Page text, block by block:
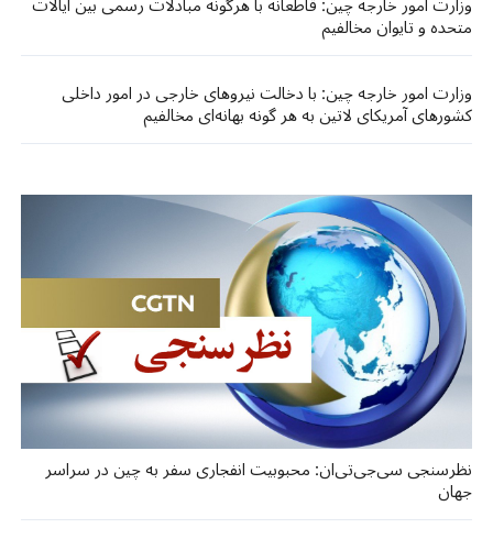
متحده و تایوان مخالفیم
وزارت امور خارجه چین: با دخالت نیروهای خارجی در امور داخلی
کشورهای آمریکای لاتین به هر گونه بهانه‌ای مخالفیم
نظرسنجی سی‌جی‌تی‌ان: محبوبیت انفجاری سفر به چین در سراسر
جهان